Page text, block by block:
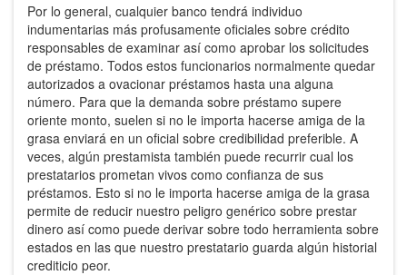
Por lo general, cualquier banco tendrá individuo
indumentarias más profusamente oficiales sobre crédito
responsables de examinar así­ como aprobar los solicitudes
de préstamo. Todos estos funcionarios normalmente quedar
autorizados a ovacionar préstamos hasta una alguna
número. Para que la demanda sobre préstamo supere
oriente monto, suelen si no le importa hacerse amiga de la
grasa enviará en un oficial sobre credibilidad preferible. A
veces, algún prestamista también puede recurrir cual los
prestatarios prometan vivos como confianza de sus
préstamos. Esto si no le importa hacerse amiga de la grasa
permite de reducir nuestro peligro genérico sobre prestar
dinero así­ como puede derivar sobre todo herramienta sobre
estados en las que nuestro prestatario guarda algún historial
crediticio peor.